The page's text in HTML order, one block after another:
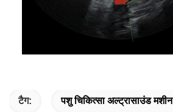
टैग: पशु चिकित्सा अल्ट्रासाउंड मशीन